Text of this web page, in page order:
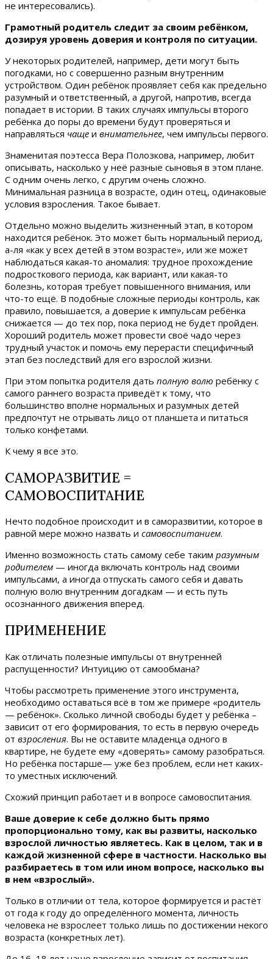
не интересовались).
Грамотный родитель следит за своим ребёнком,
дозируя уровень доверия и контроля по ситуации.
У некоторых родителей, например, дети могут быть
погодками, но с совершенно разным внутренним
устройством. Один ребёнок проявляет себя как предельно
разумный и ответственный, а другой, напротив, всегда
попадает в истории. В таких случаях импульсы второго
ребёнка до поры до времени будут проверяться и
направляться чаще и внимательнее, чем импульсы первого.
Знаменитая поэтесса Вера Полозкова, например, любит
описывать, насколько у неё разные сыновья в этом плане.
С одним очень легко, с другим очень сложно.
Минимальная разница в возрасте, один отец, одинаковые
условия взросления. Такое бывает.
Отдельно можно выделить жизненный этап, в котором
находится ребёнок. Это может быть нормальный период,
а-ля «как у всех детей в этом возрасте», или же может
наблюдаться какая-то аномалия: трудное прохождение
подросткового периода, как вариант, или какая-то
болезнь, которая требует повышенного внимания, или
что-то ещё. В подобные сложные периоды контроль, как
правило, повышается, а доверие к импульсам ребёнка
снижается — до тех пор, пока период не будет пройден.
Хороший родитель может провести своё чадо через
трудный участок и помочь ему перерасти специфичный
этап без последствий для его взрослой жизни.
При этом попытка родителя дать полную волю ребёнку с
самого раннего возраста приведёт к тому, что
большинство вполне нормальных и разумных детей
предпочтут не отрывать лицо от планшета и питаться
только конфетами.
К чему я все это.
САМОРАЗВИТИЕ =
САМОВОСПИТАНИЕ
Нечто подобное происходит и в саморазвитии, которое в
равной мере можно назвать и самовоспитанием.
Именно возможность стать самому себе таким разумным
родителем — иногда включать контроль над своими
импульсами, а иногда отпускать самого себя и давать
полную волю внутренним догадкам — и есть путь
осознанного движения вперед.
ПРИМЕНЕНИЕ
Как отличать полезные импульсы от внутренней
распущенности? Интуицию от самообмана?
Чтобы рассмотреть применение этого инструмента,
необходимо оставаться всё в том же примере «родитель
— ребёнок». Сколько личной свободы будет у ребёнка –
зависит от его формирования, то есть в первую очередь
от взросления. Вы не оставите младенца одного в
квартире, не будете ему «доверять» самому разобраться.
Но ребёнка постарше— уже без проблем, если нет каких-
то уместных исключений.
Схожий принцип работает и в вопросе самовоспитания.
Ваше доверие к себе должно быть прямо
пропорционально тому, как вы развиты, насколько
взрослой личностью являетесь. Как в целом, так и в
каждой жизненной сфере в частности. Насколько вы
разбираетесь в том или ином вопросе, насколько вы
в нем «взрослый».
Только в отличии от тела, которое формируется и растёт
от года к году до определённого момента, личность
человека не взрослеет только лишь по достижении некого
возраста (конкретных лет).